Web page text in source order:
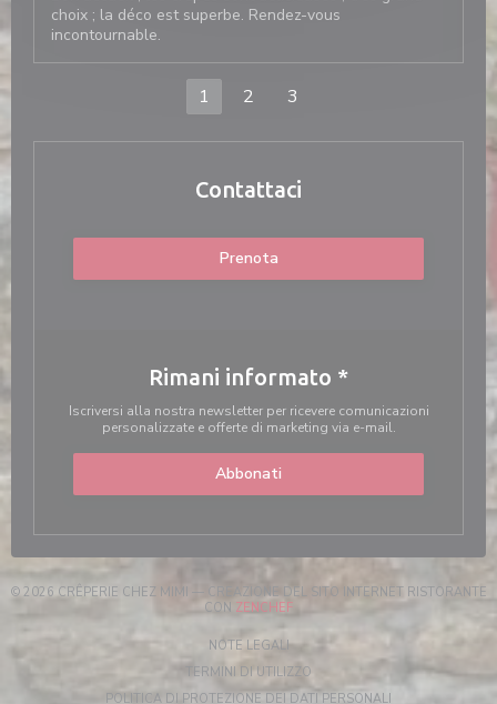
choix ; la déco est superbe. Rendez-vous
incontournable.
1 2 3
Contattaci
Prenota
Rimani informato *
Iscriversi alla nostra newsletter per ricevere comunicazioni
personalizzate e offerte di marketing via e-mail.
Abbonati
© 2026 CRÊPERIE CHEZ MIMI — CREAZIONE DEL SITO INTERNET RISTORANTE
CON ZENCHEF((APRE UNA NUOVA FINESTRA))
NOTE LEGALI((APRE UNA NUOVA FINESTRA))
TERMINI DI UTILIZZO ((APRE UNA NUOVA FINESTRA))
POLITICA DI PROTEZIONE DEI DATI PERSONALI ((APRE UNA